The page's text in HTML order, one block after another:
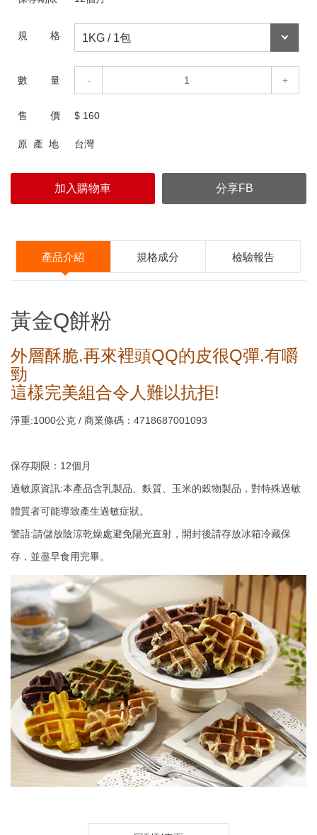
規 格
數 量 - +
售 價 $ 160
原 產 地 台灣
加入購物車 分享FB
產品介紹 規格成分 檢驗報告
黃金Q餅粉
外層酥脆.再來裡頭QQ的皮很Q彈.有嚼
勁
這樣完美組合令人難以抗拒!
淨重:1000公克 / 商業條碼：4718687001093
保存期限：12個月
過敏原資訊:本產品含乳製品、麩質、玉米的穀物製品，對特殊過敏
體質者可能導致產生過敏症狀。
警語:請儲放陰涼乾燥處避免陽光直射，開封後請存放冰箱冷藏保
存，並盡早食用完畢。
營養標示
每一份量100克
本包裝含10份
熱量 361大卡 361大卡
蛋白質 2.1公克
反式脂肪 0公克
碳水化合物 84.7公克 84.7公克
糖
鈉 0毫克
鬆餅粉